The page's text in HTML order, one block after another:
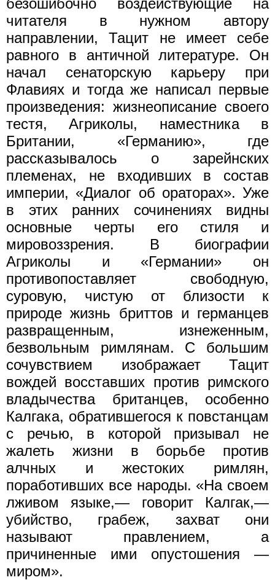
читателя в нужном автору
направлении, Тацит не имеет себе
равного в античной литературе. Он
начал сенаторскую карьеру при
Флавиях и тогда же написал первые
произведения: жизнеописание своего
тестя, Агриколы, наместника в
Британии, «Германию», где
рассказывалось о зарейнских
племенах, не входивших в состав
империи, «Диалог об ораторах». Уже
в этих ранних сочинениях видны
основные черты его стиля и
мировоззрения. В биографии
Агриколы и «Германии» он
противопоставляет свободную,
суровую, чистую от близости к
природе жизнь бриттов и германцев
развращенным, изнеженным,
безвольным римлянам. С большим
сочувствием изображает Тацит
вождей восставших против римского
владычества британцев, особенно
Калгака, обратившегося к повстанцам
с речью, в которой призывал не
жалеть жизни в борьбе против
алчных и жестоких римлян,
поработивших все народы. «На своем
лживом языке,— говорит Калгак,—
убийство, грабеж, захват они
называют правлением, а
причиненные ими опустошения —
миром».